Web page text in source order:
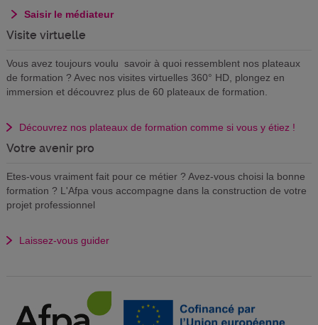
Saisir le médiateur
Visite virtuelle
Vous avez toujours voulu savoir à quoi ressemblent nos plateaux
de formation ? Avec nos visites virtuelles 360° HD, plongez en
immersion et découvrez plus de 60 plateaux de formation.
Découvrez nos plateaux de formation comme si vous y étiez !
Votre avenir pro
Etes-vous vraiment fait pour ce métier ? Avez-vous choisi la bonne
formation ? L'Afpa vous accompagne dans la construction de votre
projet professionnel
Laissez-vous guider